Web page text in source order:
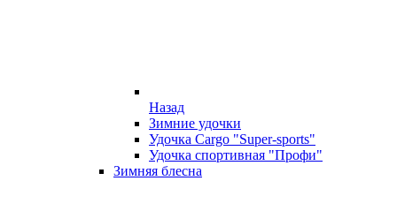
Назад
Зимние удочки
Удочка Cargo "Super-sports"
Удочка спортивная "Профи"
Зимняя блесна